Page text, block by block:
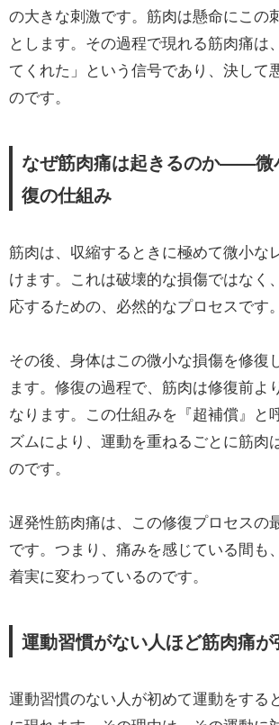
の大きな刺激です。筋肉は懸命にこの
とします。その過程で現れる筋肉痛は
てくれた」という信号であり、決して
のです。
なぜ筋肉痛は起きるのか——微
復の仕組み
筋肉は、収縮するときに極めて微小な
けます。これは破壊的な損傷ではなく
応するための、必然的なプロセスです。
その後、身体はこの微小な損傷を修復
ます。修復の過程で、筋肉は修復前よ
なります。この仕組みを『超補償』と
ズムにより、運動を重ねるごとに筋肉
のです。
遅発性筋肉痛は、この修復プロセスの
です。つまり、痛みを感じている間も
着実に変わっているのです。
運動習慣がない人ほど筋肉痛
運動習慣のない人が初めて運動をする